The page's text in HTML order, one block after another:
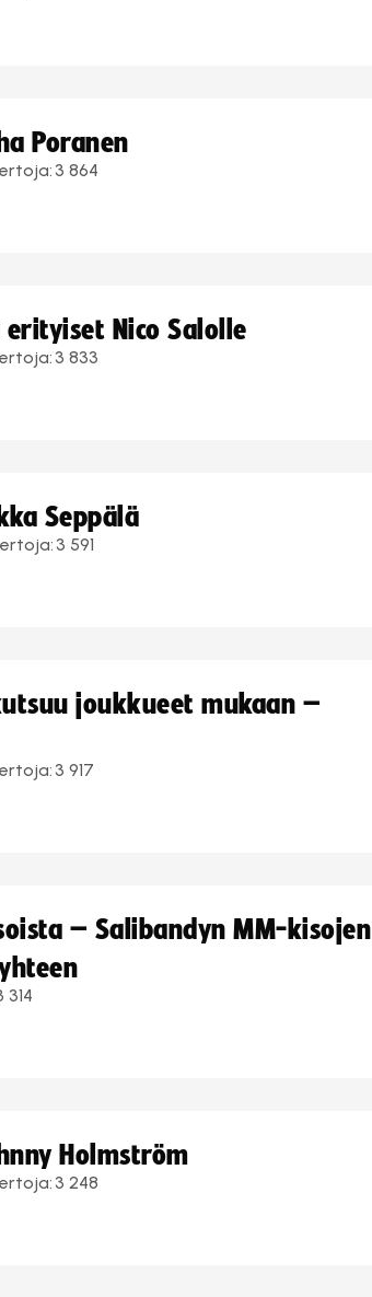
Poranen
3 864
Nico Salolle
3 833
Seppälä
3 591
joukkueet mukaan –
3 917
– Salibandyn MM-kisojen
314
Holmström
3 248